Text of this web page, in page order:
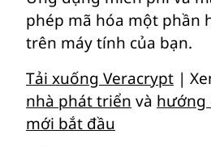
phép mã hóa một phần
trên máy tính của bạn.
Tải xuống Veracrypt |
nhà phát triển và hướng
mới bắt đầu